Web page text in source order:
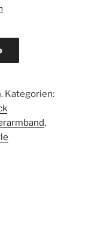
Kategorien:
,